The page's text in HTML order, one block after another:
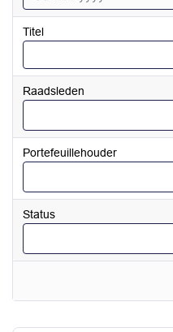
Titel
Raadsleden
Portefeuillehouder
Status